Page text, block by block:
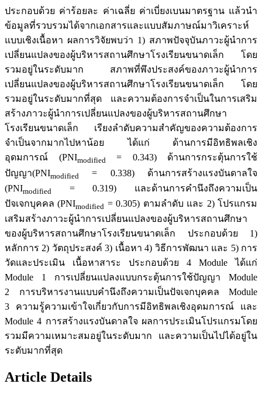
ประกอบด้วย ค่าร้อยละ ค่าเฉลี่ย ค่าเบี่ยงเบนมาตรฐาน แล้วนำ
ข้อมูลที่รวบรวมได้จากเอกสารและแบบสัมภาษณ์มาวิเคราะห์
แบบเชิงเนื้อหา ผลการวิจัยพบว่า 1) สภาพปัจจุบันภาวะผู้นำการ
เปลี่ยนแปลงของผู้บริหารสถานศึกษาโรงเรียนขนาดเล็ก โดย
รวมอยู่ในระดับมาก สภาพที่พึงประสงค์ของภาวะผู้นำการ
เปลี่ยนแปลงของผู้บริหารสถานศึกษาโรงเรียนขนาดเล็ก โดย
รวมอยู่ในระดับมากที่สุด และความต้องการจำเป็นในการเสริม
สร้างภาวะผู้นำการเปลี่ยนแปลงของผู้บริหารสถานศึกษา
โรงเรียนขนาดเล็ก เรียงลำดับความสำคัญของความต้องการ
จำเป็นจากมากไปหาน้อย ได้แก่ ด้านการมีอิทธิพลเชิง
อุดมการณ์ (PNImodified = 0.343) ด้านการกระตุ้นการใช้
ปัญญา(PNImodified
= 0.338) ด้านการสร้างแรงบันดาลใจ
(PNImodified
= 0.319) และด้านการคำนึงถึงความเป็น
ปัจเจกบุคคล (PNImodified = 0.305) ตามลำดับ และ 2) โปรแกรม
เสริมสร้างภาวะผู้นำการเปลี่ยนแปลงของผู้บริหารสถานศึกษา
ของผู้บริหารสถานศึกษาโรงเรียนขนาดเล็ก ประกอบด้วย 1)
หลักการ 2) วัตถุประสงค์ 3) เนื้อหา 4) วิธีการพัฒนา และ 5) การ
วัดและประเมิน เนื้อหาสาระ ประกอบด้วย 4 Module ได้แก่
Module 1 การเปลี่ยนแปลงแบบกระตุ้นการใช้ปัญญา Module
2 การบริหารงานแบบคำนึงถึงความเป็นปัจเจกบุคคล Module
3 ความรู้ความเข้าใจเกี่ยวกับการมีอิทธิพลเชิงอุดมการณ์ และ
Module 4 การสร้างแรงบันดาลใจ ผลการประเมินโปรแกรมโดย
รวมมีความเหมาะสมอยู่ในระดับมาก และความเป็นไปได้อยู่ใน
ระดับมากที่สุด
Article Details